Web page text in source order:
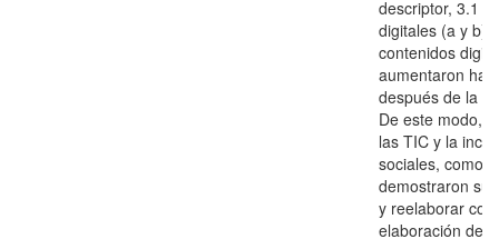
descriptor, 3.1
digitales (a y b)
contenidos
aumentaron
después de la
De este modo,
las TIC y la
sociales, como
demostraron su
y reelaborar
elaboración de